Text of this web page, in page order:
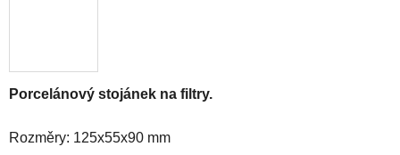
Porcelánový stojánek na filtry.
Rozměry: 125x55x90 mm